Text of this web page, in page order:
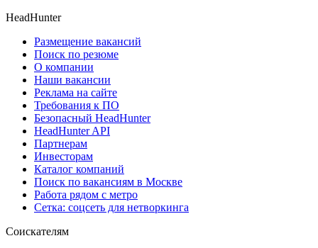
HeadHunter
Размещение вакансий
Поиск по резюме
О компании
Наши вакансии
Реклама на сайте
Требования к ПО
Безопасный HeadHunter
HeadHunter API
Партнерам
Инвесторам
Каталог компаний
Поиск по вакансиям в Москве
Работа рядом с метро
Сетка: соцсеть для нетворкинга
Соискателям